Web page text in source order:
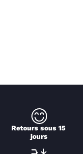
Retours sous 15
jours